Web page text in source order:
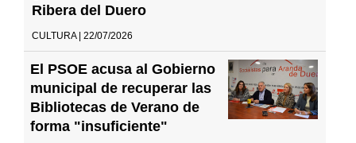
Ribera del Duero
CULTURA | 22/07/2026
El PSOE acusa al Gobierno
municipal de recuperar las
Bibliotecas de Verano de
forma "insuficiente"